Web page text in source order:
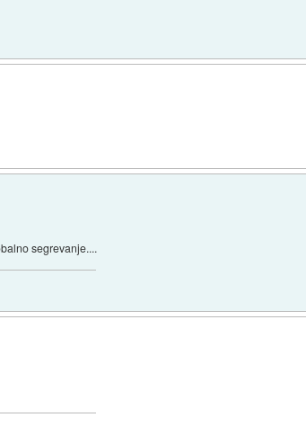
segrevanje....